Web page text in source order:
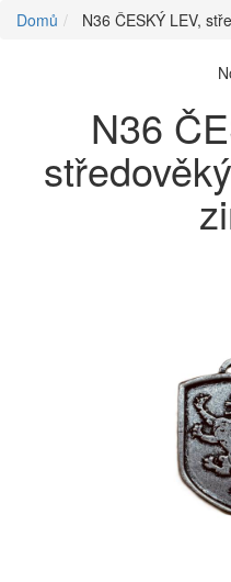
Domů N36 ČESKÝ LEV,
N36